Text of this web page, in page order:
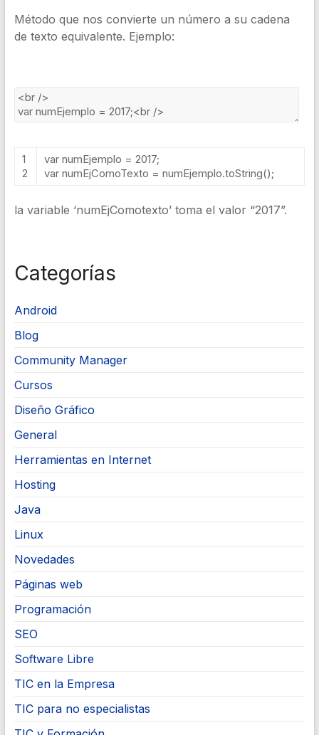
Método que nos convierte un número a su cadena
de texto equivalente. Ejemplo:
1
2
var numEjemplo = 2017;
var numEjComoTexto = numEjemplo.toString();
la variable ‘numEjComotexto’ toma el valor “2017”.
Categorías
Android
Blog
Community Manager
Cursos
Diseño Gráfico
General
Herramientas en Internet
Hosting
Java
Linux
Novedades
Páginas web
Programación
SEO
Software Libre
TIC en la Empresa
TIC para no especialistas